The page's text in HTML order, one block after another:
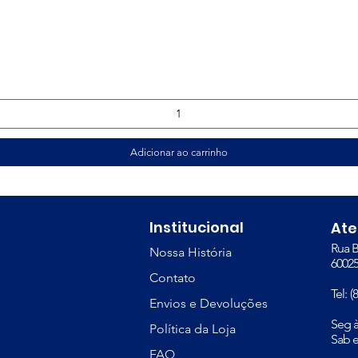
Adicionar ao carrinho
Institucional
Nossa História
Contato
Envios e Devoluções
Política da Loja
FAQ
Rua
Tel:
​Seg
Sab